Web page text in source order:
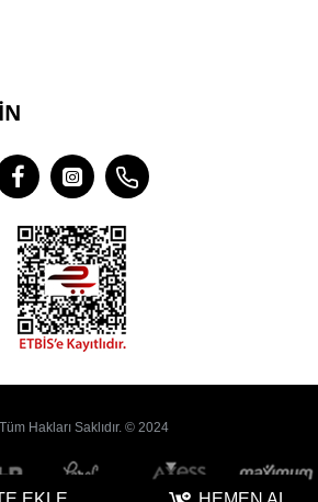
Tüm Hakları Saklıdır. © 2024